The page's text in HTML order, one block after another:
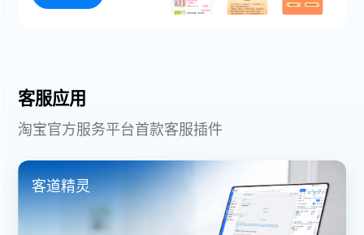
客服应用
淘宝官方服务平台首款客服插件
客道精灵